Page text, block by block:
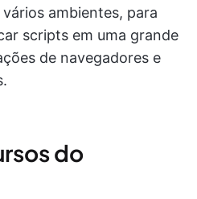
ambientes, para
scripts em uma grande
de navegadores e
do